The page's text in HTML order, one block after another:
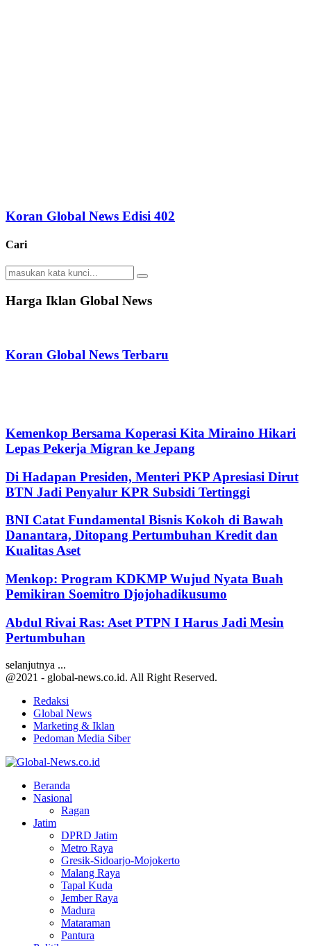
Koran Global News Edisi 402
Cari
Search
for:
Search
Harga Iklan Global News
Koran Global News Terbaru
Kemenkop Bersama Koperasi Kita Miraino Hikari
Lepas Pekerja Migran ke Jepang
Di Hadapan Presiden, Menteri PKP Apresiasi Dirut
BTN Jadi Penyalur KPR Subsidi Tertinggi
BNI Catat Fundamental Bisnis Kokoh di Bawah
Danantara, Ditopang Pertumbuhan Kredit dan
Kualitas Aset
Menkop: Program KDKMP Wujud Nyata Buah
Pemikiran Soemitro Djojohadikusumo
Abdul Rivai Ras: Aset PTPN I Harus Jadi Mesin
Pertumbuhan
selanjutnya ...
@2021 - global-news.co.id. All Right Reserved.
Redaksi
Global News
Marketing & Iklan
Pedoman Media Siber
Beranda
Nasional
Ragan
Jatim
DPRD Jatim
Metro Raya
Gresik-Sidoarjo-Mojokerto
Malang Raya
Tapal Kuda
Jember Raya
Madura
Mataraman
Pantura